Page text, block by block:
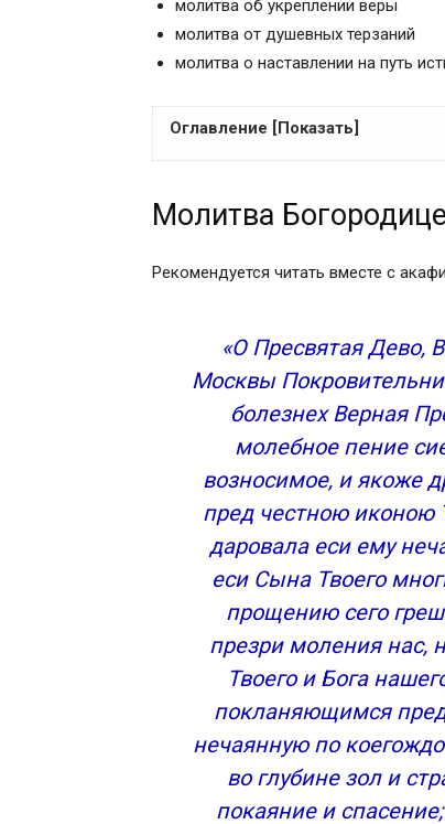
молитва об укреплении веры
молитва от душевных терзаний
молитва о наставлении на путь
Оглавление [Показать]
Молитва Деве Марии об
Молитва Богоматери об
Молитва Божьей Матери от
Молитва Богоматери о
Молитва об исцелении от болезни
Молитва о помощи в работе
Молитва Богоматери от печелей
Молитва Богоматери об
Молитва Богородице от душевных
Молитва Богоматери о
Сохранить молитвы в
Молитвы Пресвятой Богородице
Покрова Пресвятой Богородицы
Молитва на праздник «Покрова»
Молитва Пресвятой
Рождество Пресвятой
Молитва о зачатии ребенка
Молитва
Рекомендуется читать вместе с
«О Пресвятая Дево,
Москвы
болезнех Верная
молебное пение
возносимое, и якоже
пред честною иконою
даровала еси ему
еси Сына Твоего
прощению сего
презри моления нас,
Твоего и Бога
покланяющимся
нечаянную по
во глубине зол и
покаяние и